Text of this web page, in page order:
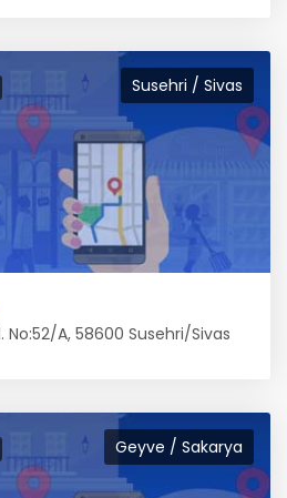
Susehri / Sivas
A, 58600 Susehri/Sivas
Geyve / Sakarya